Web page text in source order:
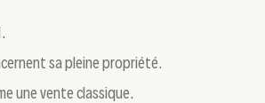
sa pleine propriété.
une vente classique.